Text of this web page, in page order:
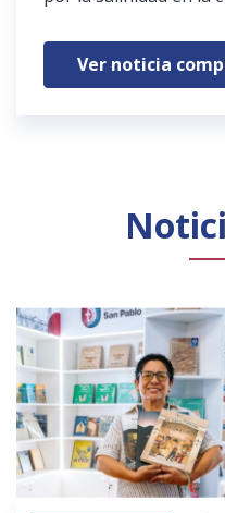
Ver noticia